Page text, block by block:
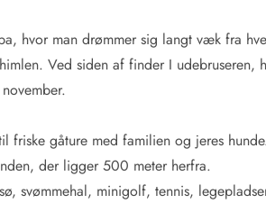
hvor man drømmer sig langt væk fra
Ved siden af finder I
friske gåture med familien og jeres
der ligger 500 meter herfra.
svømmehal, minigolf, tennis,